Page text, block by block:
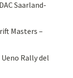
Saarland-
Masters –
Ueno Rally del